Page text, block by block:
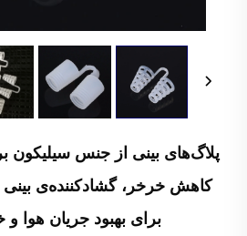
پلاگ‌های بینی از جنس سیلیکون
کاهش خرخر، گشادکننده‌ی بینی
برای بهبود جریان هوا